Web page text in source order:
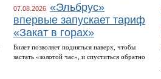
07.08.2026 «Эльбрус»
впервые запускает тариф
«Закат в горах»
Билет позволяет подняться наверх, чтобы
застать «золотой час», и спуститься обратно